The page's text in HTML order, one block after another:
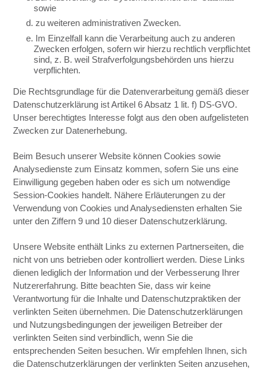
sowie
d. zu weiteren administrativen Zwecken.
e. Im Einzelfall kann die Verarbeitung auch zu anderen
Zwecken erfolgen, sofern wir hierzu rechtlich verpflichtet
sind, z. B. weil Strafverfolgungsbehörden uns hierzu
verpflichten.
Die Rechtsgrundlage für die Datenverarbeitung gemäß dieser
Datenschutzerklärung ist Artikel 6 Absatz 1 lit. f) DS-GVO.
Unser berechtigtes Interesse folgt aus den oben aufgelisteten
Zwecken zur Datenerhebung.
Beim Besuch unserer Website können Cookies sowie
Analysedienste zum Einsatz kommen, sofern Sie uns eine
Einwilligung gegeben haben oder es sich um notwendige
Session-Cookies handelt. Nähere Erläuterungen zu der
Verwendung von Cookies und Analysediensten erhalten Sie
unter den Ziffern 9 und 10 dieser Datenschutzerklärung.
Unsere Website enthält Links zu externen Partnerseiten, die
nicht von uns betrieben oder kontrolliert werden. Diese Links
dienen lediglich der Information und der Verbesserung Ihrer
Nutzererfahrung. Bitte beachten Sie, dass wir keine
Verantwortung für die Inhalte und Datenschutzpraktiken der
verlinkten Seiten übernehmen. Die Datenschutzerklärungen
und Nutzungsbedingungen der jeweiligen Betreiber der
verlinkten Seiten sind verbindlich, wenn Sie die
entsprechenden Seiten besuchen. Wir empfehlen Ihnen, sich
die Datenschutzerklärungen der verlinkten Seiten anzusehen,